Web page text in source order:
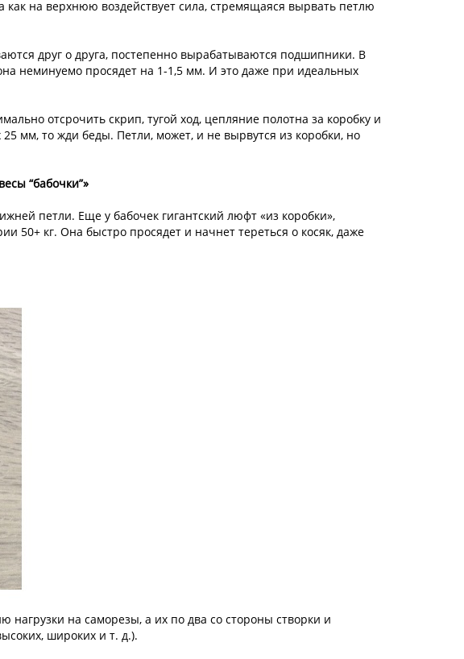
на верхнюю воздействует сила, стремящаяся вырвать петлю
друг о друга, постепенно вырабатываются подшипники. В
неминуемо просядет на 1-1,5 мм. И это даже при идеальных
отсрочить скрип, тугой ход, цепляние полотна за коробку и
мм, то жди беды. Петли, может, и не вырвутся из коробки, но
“бабочки”»
петли. Еще у бабочек гигантский люфт «из коробки»,
50+ кг. Она быстро просядет и начнет тереться о косяк, даже
на саморезы, а их по два со стороны створки и
широких и т. д.).